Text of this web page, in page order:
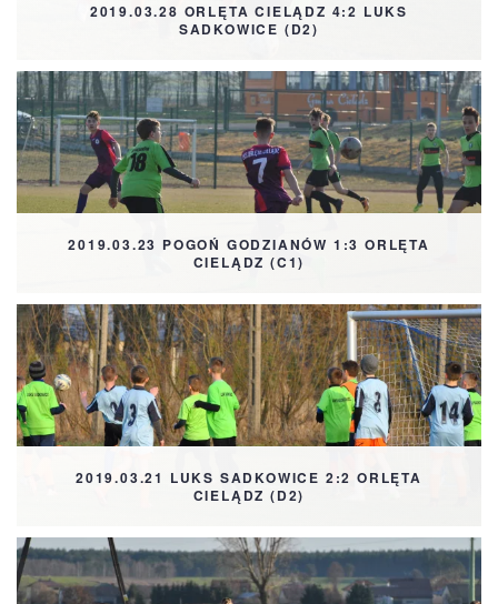
2019.03.28 ORLĘTA CIELĄDZ 4:2 LUKS
SADKOWICE (D2)
2019.03.23 POGOŃ GODZIANÓW 1:3 ORLĘTA
CIELĄDZ (C1)
2019.03.21 LUKS SADKOWICE 2:2 ORLĘTA
CIELĄDZ (D2)